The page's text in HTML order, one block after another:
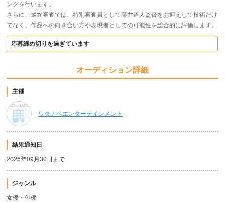
ングを行います。
さらに、最終審査では、特別審査員として藤井道人監督をお迎えして技術だけ
でなく、作品への向き合い方や表現者としての可能性を総合的に評価します。
応募締め切りを過ぎています
オーディション詳細
主催
ワタナベエンターテインメント
結果通知日
2026年09月30日まで
ジャンル
女優・俳優